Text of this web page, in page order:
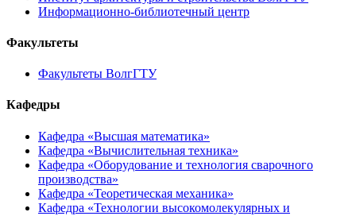
Информационно-библиотечный центр
Факультеты
Факультеты ВолгГТУ
Кафедры
Кафедра «Высшая математика»
Кафедра «Вычислительная техника»
Кафедра «Оборудование и технология сварочного
производства»
Кафедра «Теоретическая механика»
Кафедра «Технологии высокомолекулярных и